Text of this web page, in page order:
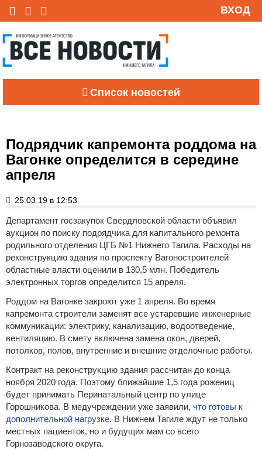
ВХОД
Список новостей
Подрядчик капремонта роддома на
Вагонке определится в середине
апреля
25.03.19 в 12:53
Департамент госзакупок Свердловской области объявил
аукцион по поиску подрядчика для капитального ремонта
родильного отделения ЦГБ №1 Нижнего Тагила. Расходы на
реконструкцию здания по проспекту Вагоностроителей
областные власти оценили в 130,5 млн. Победитель
электронных торгов определится 15 апреля.
Роддом на Вагонке закроют уже 1 апреля. Во время
капремонта строители заменят все устаревшие инженерные
коммуникации: электрику, канализацию, водоотведение,
вентиляцию. В смету включена замена окон, дверей,
потолков, полов, внутренние и внешние отделочные работы.
Контракт на реконструкцию здания рассчитан до конца
ноября 2020 года. Поэтому ближайшие 1,5 года рожениц
будет принимать Перинатальный центр по улице
Горошникова. В медучреждении уже заявили, что готовы к
дополнительной нагрузке. В Нижнем Тагиле ждут не только
местных пациенток, но и будущих мам со всего
Горнозаводского округа.